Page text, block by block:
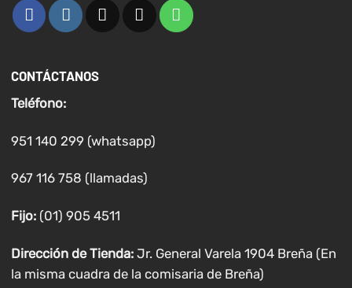
CONTÁCTANOS
Teléfono:
951 140 299 (whatsapp)
967 116 758 (llamadas)
Fijo:(01) 905 4511
Dirección de Tienda: Jr. General Varela 1904 Breña (En
la misma cuadra de la comisaria de Breña)